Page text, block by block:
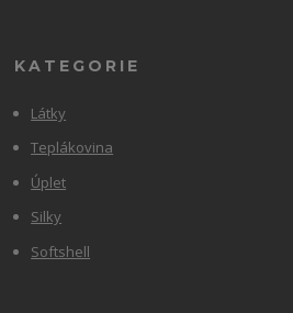
KATEGORIE
Látky
Teplákovina
Úplet
Silky
Softshell